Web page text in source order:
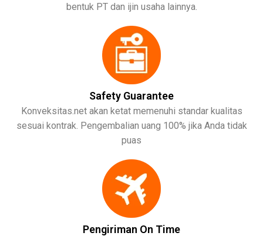
bentuk PT dan ijin usaha lainnya.
Safety Guarantee
Konveksitas.net akan ketat memenuhi standar kualitas
sesuai kontrak. Pengembalian uang 100% jika Anda tidak
puas
Pengiriman On Time